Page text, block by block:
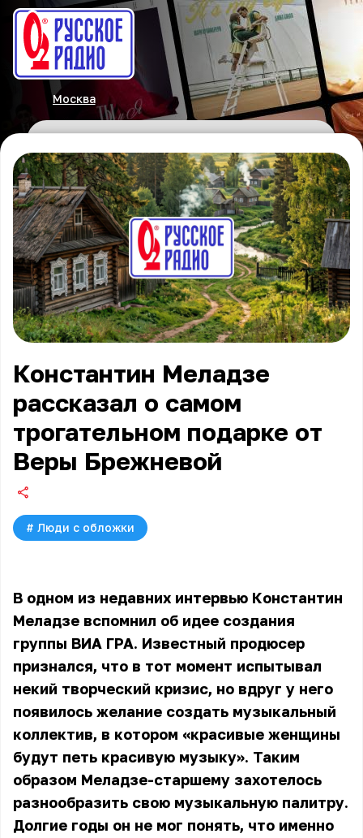
Москва
Константин Меладзе
рассказал о самом
трогательном подарке от
Веры Брежневой
# Люди с обложки
В одном из недавних интервью Константин
Меладзе вспомнил об идее создания
группы ВИА ГРА. Известный продюсер
признался, что в тот момент испытывал
некий творческий кризис, но вдруг у него
появилось желание создать музыкальный
коллектив, в котором «красивые женщины
будут петь красивую музыку». Таким
образом Меладзе-старшему захотелось
разнообразить свою музыкальную палитру.
Долгие годы он не мог понять, что именно